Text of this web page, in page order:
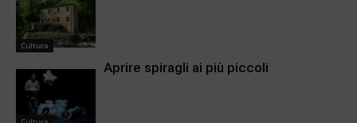
Cultura
Aprire spiragli ai più piccoli